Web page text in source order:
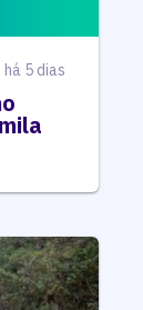
há 5 dias